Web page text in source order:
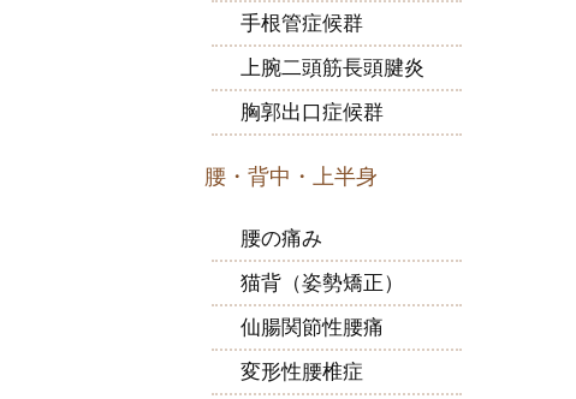
手根管症候群
上腕二頭筋長頭腱炎
胸郭出口症候群
腰・背中・上半身
腰の痛み
猫背（姿勢矯正）
仙腸関節性腰痛
変形性腰椎症